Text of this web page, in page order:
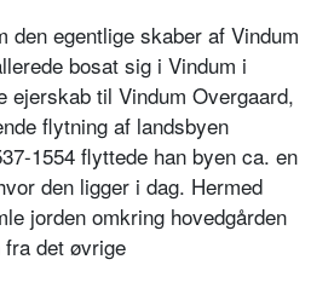
den egentlige skaber af Vindum
bosat sig i Vindum i
ejerskab til Vindum Overgaard,
flytning af landsbyen
1554 flyttede han byen ca. en
den ligger i dag. Hermed
jorden omkring hovedgården
det øvrige